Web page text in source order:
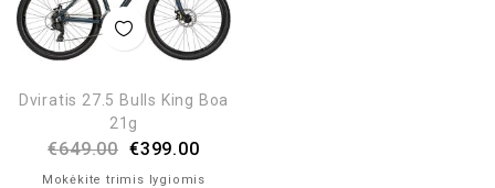
Dviratis 27.5 Bulls King Boa
21g
€649.00 €399.00
Mokėkite trimis lygiomis